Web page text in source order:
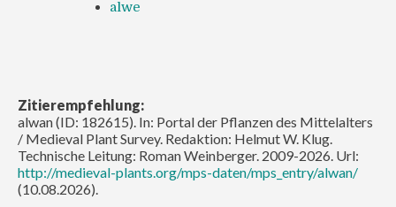
alwe
Zitierempfehlung:
alwan (ID: 182615). In: Portal der Pflanzen des Mittelalters
/ Medieval Plant Survey. Redaktion: Helmut W. Klug.
Technische Leitung: Roman Weinberger. 2009-2026. Url:
http://medieval-plants.org/mps-daten/mps_entry/alwan/
(10.08.2026).